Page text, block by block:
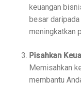
keuangan
besar daripada
meningkatkan
Pisahkan
Memisahkan
membantu